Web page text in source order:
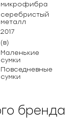
микрофибра
серебристый
металл
2017
(в)
Маленькие
сумки
Повседневные
сумки
бренда